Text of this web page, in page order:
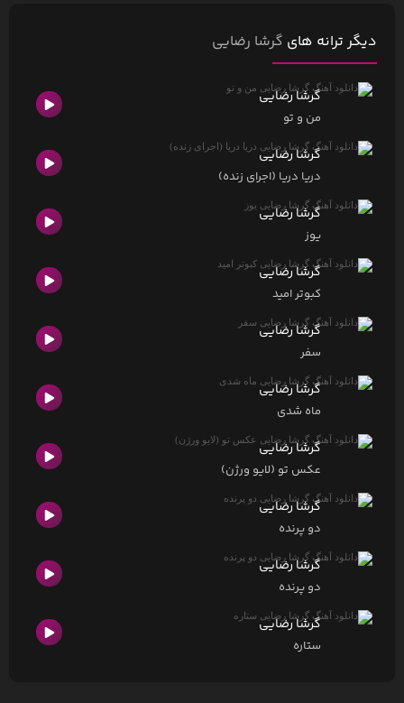
دیگر ترانه های گرشا رضایی
گرشا رضایی
من و تو
گرشا رضایی
دریا دریا (اجرای زنده)
گرشا رضایی
یوز
گرشا رضایی
کبوتر امید
گرشا رضایی
سفر
گرشا رضایی
ماه شدی
گرشا رضایی
عکس تو (لایو ورژن)
گرشا رضایی
دو پرنده
گرشا رضایی
دو پرنده
گرشا رضایی
ستاره